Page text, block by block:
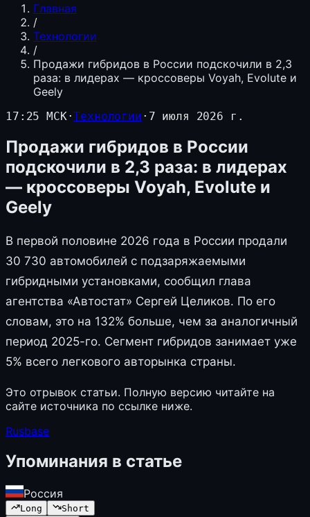
Главная
/
Технологии
/
Продажи гибридов в России подскочили в 2,3
раза: в лидерах — кроссоверы Voyah, Evolute и
Geely
17:25 МСК·Технологии · 7 июля 2026 г.
Продажи гибридов в России
подскочили в 2,3 раза: в лидерах
— кроссоверы Voyah, Evolute и
Geely
В первой половине 2026 года в России продали
30 730 автомобилей с подзаряжаемыми
гибридными установками, сообщил глава
агентства «Автостат» Сергей Целиков. По его
словам, это на 132% больше, чем за аналогичный
период 2025-го. Сегмент гибридов занимает уже
5% всего легкового авторынка страны.
Это отрывок статьи. Полную версию читайте на
сайте источника по ссылке ниже.
Rusbase
Упоминания в статье
Россия
Long
Short